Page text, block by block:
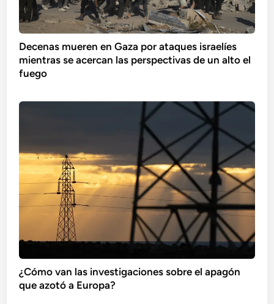
Decenas mueren en Gaza por ataques israelíes
mientras se acercan las perspectivas de un alto el
fuego
¿Cómo van las investigaciones sobre el apagón
que azotó a Europa?